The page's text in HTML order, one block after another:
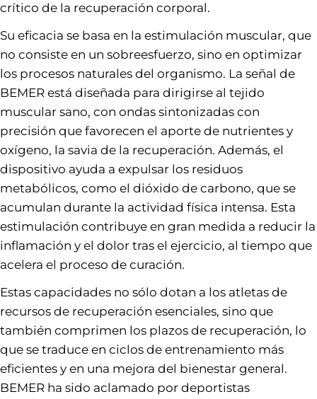
crítico de la recuperación corporal.
Su eficacia se basa en la estimulación muscular, que
no consiste en un sobreesfuerzo, sino en optimizar
los procesos naturales del organismo. La señal de
BEMER está diseñada para dirigirse al tejido
muscular sano, con ondas sintonizadas con
precisión que favorecen el aporte de nutrientes y
oxígeno, la savia de la recuperación. Además, el
dispositivo ayuda a expulsar los residuos
metabólicos, como el dióxido de carbono, que se
acumulan durante la actividad física intensa. Esta
estimulación contribuye en gran medida a reducir la
inflamación y el dolor tras el ejercicio, al tiempo que
acelera el proceso de curación.
Estas capacidades no sólo dotan a los atletas de
recursos de recuperación esenciales, sino que
también comprimen los plazos de recuperación, lo
que se traduce en ciclos de entrenamiento más
eficientes y en una mejora del bienestar general.
BEMER ha sido aclamado por deportistas